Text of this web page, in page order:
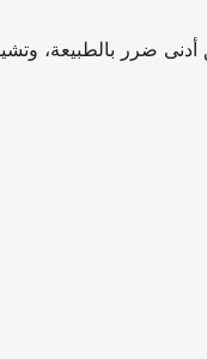
بالطبيعة، وتشير